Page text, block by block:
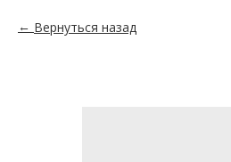
Вернуться назад